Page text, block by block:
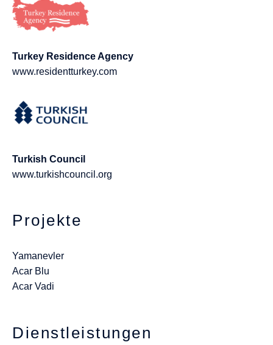
Turkey Residence Agency
www.residentturkey.com
Turkish Council
www.turkishcouncil.org
Projekte
Yamanevler
Acar Blu
Acar Vadi
Dienstleistungen